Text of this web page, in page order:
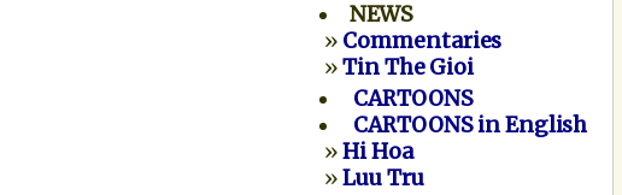
NEWS
» Commentaries
»Tin The Gioi
CARTOONS
CARTOONS in English
»Hi Hoa
»Luu Tru